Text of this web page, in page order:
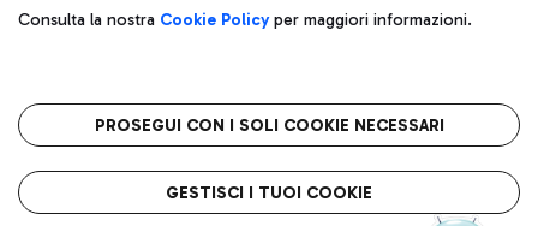
Privacy policy
Note legali
Roma FCO
L'aeroporto stellato
Consulta la nostra Cookie Policyper maggiori informazioni.
PROSEGUI CON I SOLI COOKIE NECESSARI
GESTISCI I TUOI COOKIE